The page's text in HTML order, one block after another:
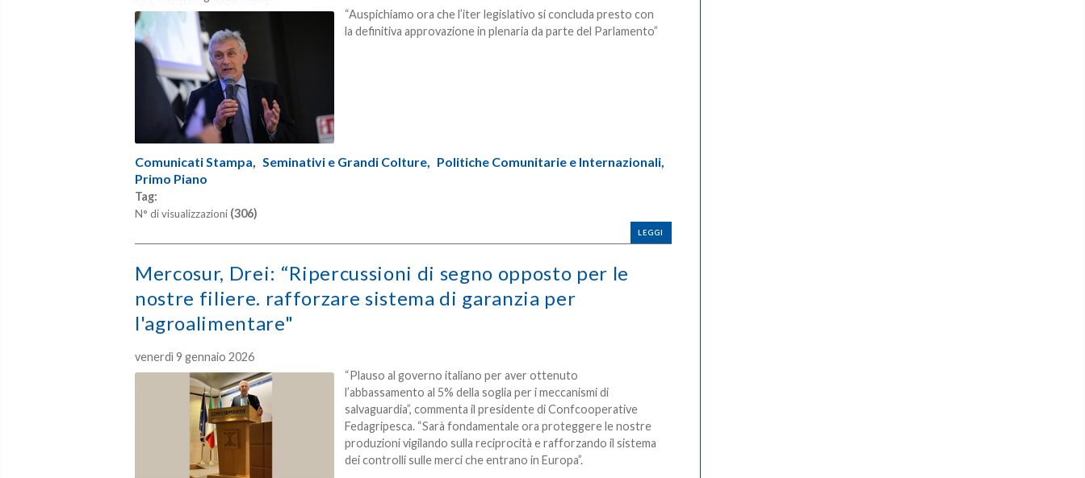
“Auspichiamo ora che l’iter legislativo si concluda presto con
la definitiva approvazione in plenaria da parte del Parlamento”
Comunicati Stampa, Seminativi e Grandi Colture, Politiche Comunitarie e Internazionali,
Primo Piano
Tag:
N° di visualizzazioni (306)
LEGGI
Mercosur, Drei: “Ripercussioni di segno opposto per le
nostre filiere. rafforzare sistema di garanzia per
l'agroalimentare"
venerdì 9 gennaio 2026
“Plauso al governo italiano per aver ottenuto
l’abbassamento al 5% della soglia per i meccanismi di
salvaguardia”, commenta il presidente di Confcooperative
Fedagripesca. “Sarà fondamentale ora proteggere le nostre
produzioni vigilando sulla reciprocità e rafforzando il sistema
dei controlli sulle merci che entrano in Europa”.